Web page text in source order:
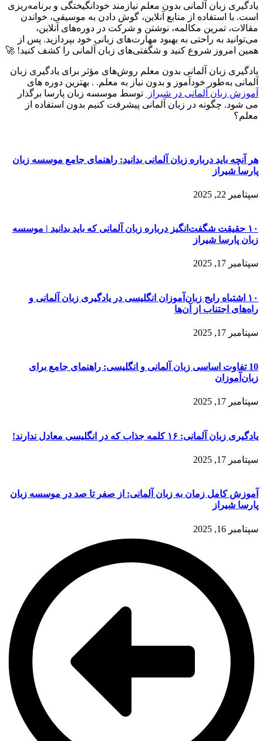
یادگیری زبان آلمانی بدون معلم نیازمند خودانگیختگی و برنامه‌ریزی
است. با استفاده از منابع آنلاین، گوش دادن به موسیقی، خواندن
مقالات، تمرین مکالمه، نوشتن و شرکت در دوره‌های آنلاین،
می‌توانید به راحتی به بهبود مهارت‌های زبانی خود بپردازید. پس از
همین امروز شروع کنید و شگفتی‌های زبان آلمانی را کشف کنید! 🚀
یادگیری زبان آلمانی بدون معلم روش‌های مؤثر برای یادگیری زبان
آلمانی به‌طور خودآموز و بدون نیاز به معلم. . بهترین دوره های
آموزش زبان آلمانی در شیراز
توسط موسسه زبان پارسا برگذار
می شود. چگونه در زبان آلمانی پیشرفت کنیم بدون استفاده از
معلم؟
هر آنچه باید درباره زبان آلمانی بدانید: راهنمای جامع موسسه زبان
پارسا شیراز
سپتامبر 22, 2025
۱۰ حقیقت شگفت‌انگیز درباره زبان آلمانی که باید بدانید | موسسه
زبان پارسا شیراز
سپتامبر 17, 2025
۱۰ اشتباه رایج زبان‌آموزان انگلیسی در یادگیری زبان آلمانی و
راه‌های اجتناب از آن‌ها
سپتامبر 17, 2025
10 تفاوت اساسی زبان آلمانی و انگلیسی: راهنمای جامع برای
زبان‌آموزان
سپتامبر 17, 2025
یادگیری زبان آلمانی: ۱۶ کلمه جذاب که در انگلیسی معادل ندارند!
سپتامبر 17, 2025
آموزش کامل زمان به زبان آلمانی: از صفر تا صد در موسسه زبان
پارسا شیراز
سپتامبر 16, 2025